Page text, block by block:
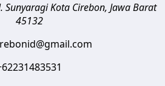
SunyaragiKota Cirebon, Jawa Barat
45132